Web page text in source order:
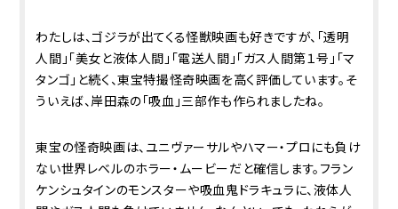
わたしは、ゴジラが出てくる怪獣映画も好きですが、「透明
人間」「美女と液体人間」「電送人間」「ガス人間第１号」「マ
タンゴ」と続く、東宝特撮怪奇映画を高く評価しています。そ
ういえば、岸田森の「吸血」三部作も作られましたね。
東宝の怪奇映画は、ユニヴァーサルやハマー・プロにも負け
ない世界レベルのホラー・ムービーだと確信します。フラン
ケンシュタインのモンスターや吸血鬼ドラキュラに、液体人